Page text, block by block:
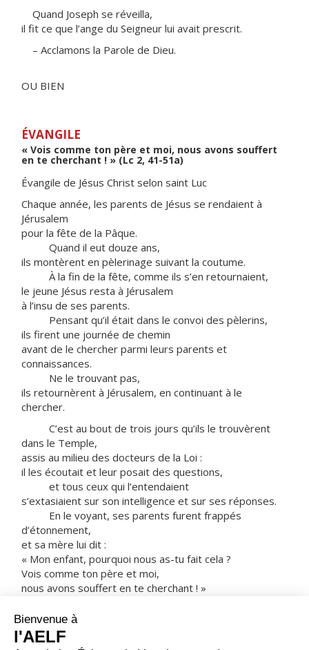
Quand Joseph se réveilla,
il fit ce que l’ange du Seigneur lui avait prescrit.
– Acclamons la Parole de Dieu.
OU BIEN
ÉVANGILE
« Vois comme ton père et moi, nous avons souffert
en te cherchant ! » (Lc 2, 41-51a)
Évangile de Jésus Christ selon saint Luc
Chaque année, les parents de Jésus se rendaient à
Jérusalem
pour la fête de la Pâque.
Quand il eut douze ans,
ils montèrent en pèlerinage suivant la coutume.
À la fin de la fête, comme ils s’en retournaient,
le jeune Jésus resta à Jérusalem
à l’insu de ses parents.
Pensant qu’il était dans le convoi des pèlerins,
ils firent une journée de chemin
avant de le chercher parmi leurs parents et
connaissances.
Ne le trouvant pas,
ils retournèrent à Jérusalem, en continuant à le
chercher.
C’est au bout de trois jours qu’ils le trouvèrent
dans le Temple,
assis au milieu des docteurs de la Loi :
il les écoutait et leur posait des questions,
et tous ceux qui l’entendaient
s’extasiaient sur son intelligence et sur ses réponses.
En le voyant, ses parents furent frappés
d’étonnement,
et sa mère lui dit :
« Mon enfant, pourquoi nous as-tu fait cela ?
Vois comme ton père et moi,
nous avons souffert en te cherchant ! »
« Comment se fait-il que vous m’ayez cherché ?
Ne saviez-vous pas
qu’il me faut être chez mon Père ? »